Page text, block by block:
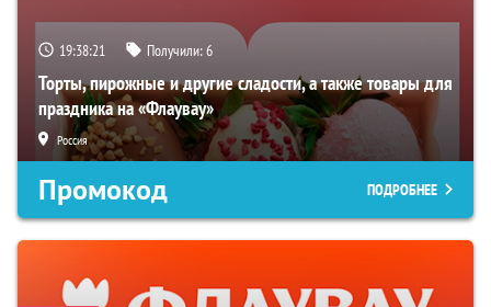
19:38:21 Получили:6
Торты, пирожные и другие сладости, а также товары для
праздника на «Флаувау»
Россия
Промокод ПОДРОБНЕЕ